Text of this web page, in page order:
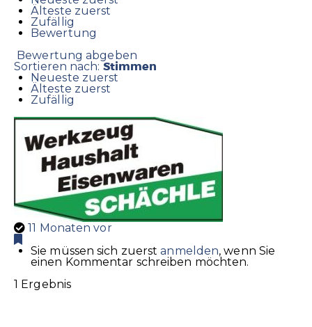
Älteste zuerst
Zufällig
Bewertung
Bewertung abgeben
Sortieren nach: Stimmen
Neueste zuerst
Älteste zuerst
Zufällig
11 Monaten vor
Sie müssen sich zuerstanmelden, wenn Sie
einen Kommentar schreiben möchten.
1 Ergebnis